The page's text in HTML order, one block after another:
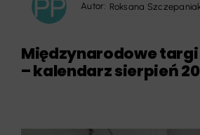
Autor: Roksana Szczepaniak
Międzynarodowe targi
– kalendarz sierpień